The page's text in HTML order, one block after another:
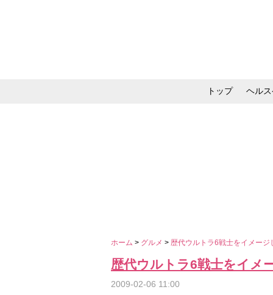
トップ ヘル
ホーム > グルメ > 歴代ウルトラ6戦士をイメー
歴代ウルトラ6戦士をイメ
2009-02-06 11:00